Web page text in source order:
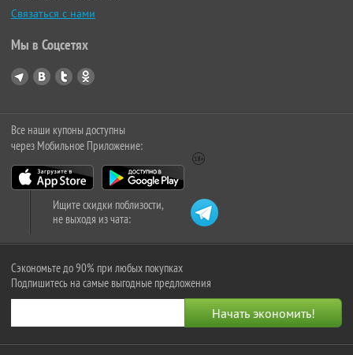
Связаться с нами
Мы в Соцсетях
Все наши купоны доступны
через Мобильное Приложение:
Ищите скидки поблизости,
не выходя из чата:
Сэкономьте до 90% при любых покупках
Подпишитесь на самые выгодные предложения